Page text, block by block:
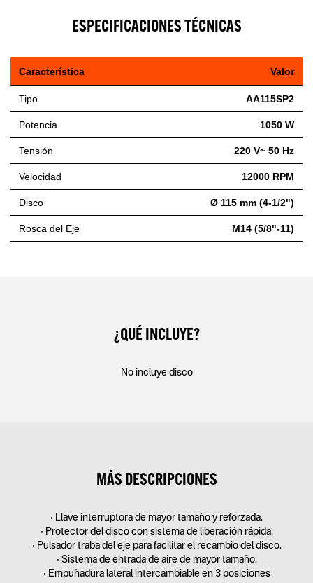
ESPECIFICACIONES TÉCNICAS
Característica Valor
Tipo AA115SP2
Potencia 1050 W
Tensión 220 V~ 50 Hz
Velocidad 12000 RPM
Disco Ø 115 mm (4-1/2")
Rosca del Eje M14 (5/8"-11)
¿QUÉ INCLUYE?
No incluye disco
MÁS DESCRIPCIONES
• Llave interruptora de mayor tamaño y reforzada.
• Protector del disco con sistema de liberación rápida.
• Pulsador traba del eje para facilitar el recambio del disco.
• Sistema de entrada de aire de mayor tamaño.
• Empuñadura lateral intercambiable en 3 posiciones